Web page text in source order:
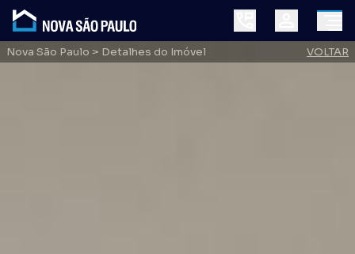
Nova São Paulo > Detalhes do Imóvel VOLTAR